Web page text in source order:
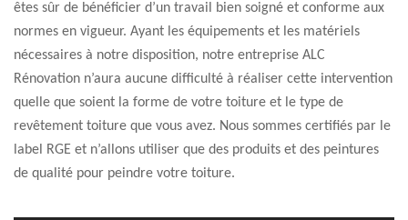
êtes sûr de bénéficier d’un travail bien soigné et conforme aux
normes en vigueur. Ayant les équipements et les matériels
nécessaires à notre disposition, notre entreprise ALC
Rénovation n’aura aucune difficulté à réaliser cette intervention
quelle que soient la forme de votre toiture et le type de
revêtement toiture que vous avez. Nous sommes certifiés par le
label RGE et n’allons utiliser que des produits et des peintures
de qualité pour peindre votre toiture.